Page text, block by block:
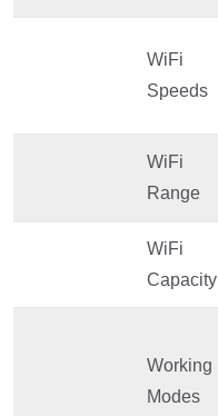
WiFi
Speeds
WiFi
Range
WiFi
Capacity
Working
Modes